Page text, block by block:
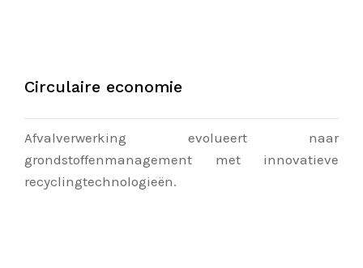
Circulaire economie
Afvalverwerking evolueert naar
grondstoffenmanagement met innovatieve
recyclingtechnologieën.